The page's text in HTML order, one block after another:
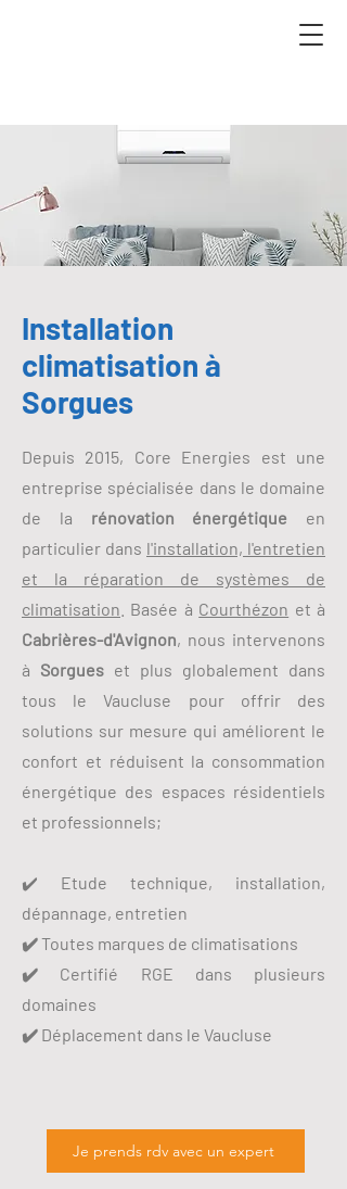
Installation
climatisation à
Sorgues
​Depuis 2015, Core Energies est une
entreprise spécialisée dans le domaine
de la rénovation énergétique en
particulier dans l'installation, l'entretien
et la réparation de systèmes de
climatisation . Basée à Courthézon et à
Cabrières-d'Avignon, nous intervenons
à Sorgues et plus globalement dans
tous le Vaucluse pour offrir des
solutions sur mesure qui améliorent le
confort et réduisent la consommation
énergétique des espaces résidentiels
et professionnels;
✔️ Etude technique, installation,
dépannage, entretien
✔️ Toutes marques de climatisations
✔️ Certifié RGE dans plusieurs
domaines
✔️ Déplacement dans le Vaucluse
Je prends rdv avec un expert